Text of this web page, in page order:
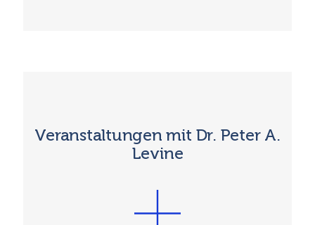
Veranstaltungen mit Dr. Peter A.
Levine